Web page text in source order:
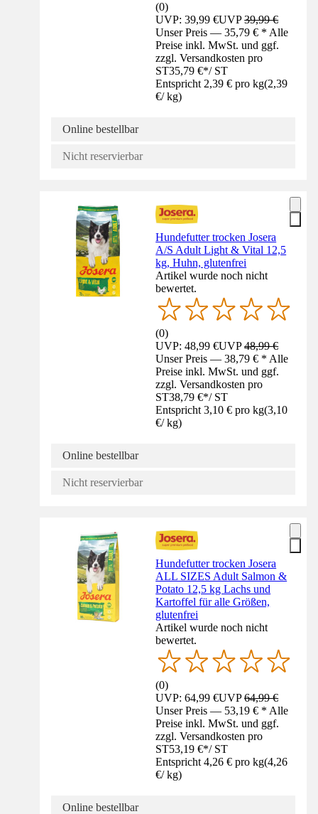
(0)
UVP: 39,99 €UVP39,99 €
Unser Preis — 35,79 € * Alle
Preise inkl. MwSt. und ggf.
zzgl. Versandkosten pro
ST35,79 €*/ ST
Entspricht 2,39 € pro kg(2,39
€/ kg)
Online bestellbar
Nicht reservierbar
Hundefutter trocken Josera
A/S Adult Light & Vital 12,5
kg, Huhn, glutenfrei
Artikel wurde noch nicht
bewertet.
(0)
UVP: 48,99 €UVP48,99 €
Unser Preis — 38,79 € * Alle
Preise inkl. MwSt. und ggf.
zzgl. Versandkosten pro
ST38,79 €*/ ST
Entspricht 3,10 € pro kg(3,10
€/ kg)
Online bestellbar
Nicht reservierbar
Hundefutter trocken Josera
ALL SIZES Adult Salmon &
Potato 12,5 kg Lachs und
Kartoffel für alle Größen,
glutenfrei
Artikel wurde noch nicht
bewertet.
(0)
UVP: 64,99 €UVP64,99 €
Unser Preis — 53,19 € * Alle
Preise inkl. MwSt. und ggf.
zzgl. Versandkosten pro
ST53,19 €*/ ST
Entspricht 4,26 € pro kg(4,26
€/ kg)
Online bestellbar